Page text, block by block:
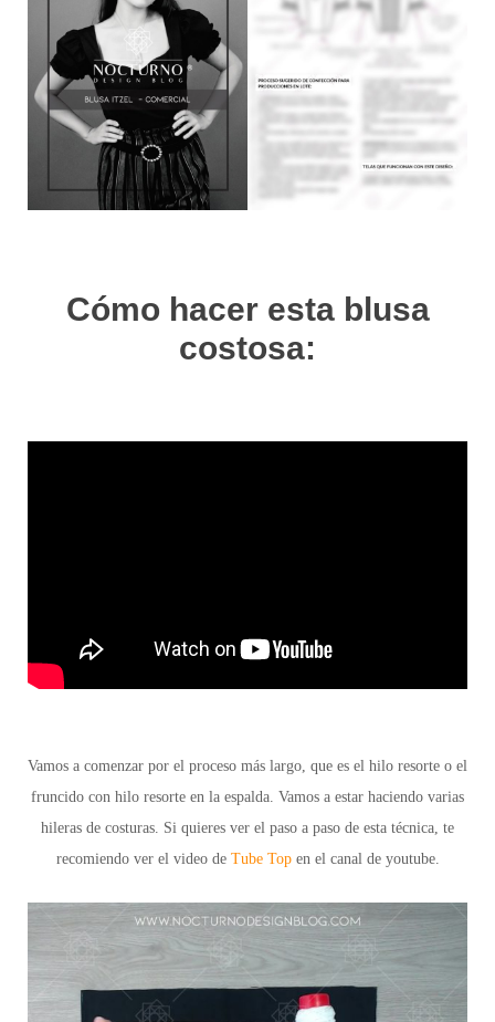
Cómo hacer esta blusa
costosa:
Vamos a comenzar por el proceso más largo, que es el hilo resorte o el
fruncido con hilo resorte en la espalda. Vamos a estar haciendo varias
hileras de costuras. Si quieres ver el paso a paso de esta técnica, te
recomiendo ver el video de Tube Top en el canal de youtube.